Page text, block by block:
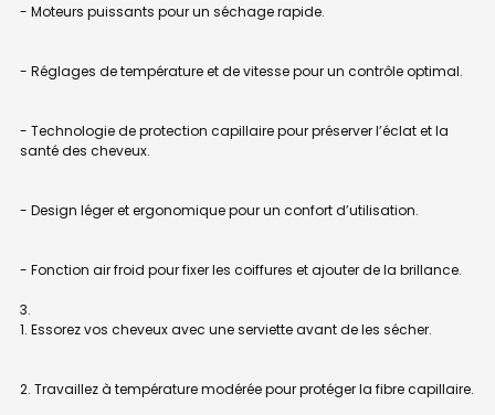
- Moteurs puissants pour un séchage rapide.
- Réglages de température et de vitesse pour un contrôle optimal.
- Technologie de protection capillaire pour préserver l’éclat et la
santé des cheveux.
- Design léger et ergonomique pour un confort d’utilisation.
- Fonction air froid pour fixer les coiffures et ajouter de la brillance.
1. Essorez vos cheveux avec une serviette avant de les sécher.
2. Travaillez à température modérée pour protéger la fibre capillaire.